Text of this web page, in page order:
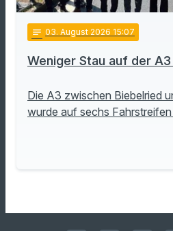
notes 03. August 2026 15:07
Weniger Stau auf der
Die A3 zwischen Biebelried
wurde auf sechs